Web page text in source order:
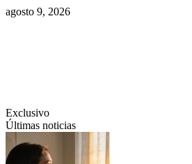
Saltar
agosto 9, 2026
Exclusivo
Últimas noticias